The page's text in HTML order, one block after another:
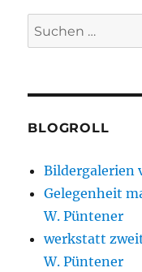
Pussy
Riot
und
Suchen
nach:
BLOGROLL
Bildergalerien
Gelegenheit
W. Püntener
werkstatt
W. Püntener